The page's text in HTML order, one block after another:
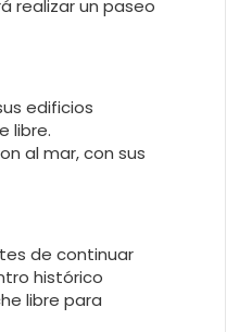
realizar un paseo
edificios
libre.
al mar, con sus
de continuar
histórico
libre para